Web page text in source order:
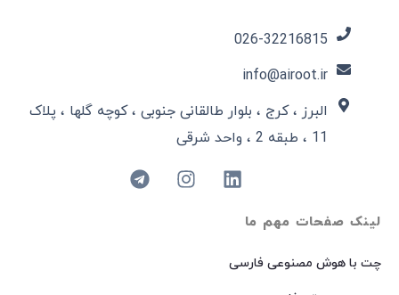
لینک صفحات مهم ما
چت با هوش مصنوعی فارسی
026-32216815​
info@airoot.ir
البرز ، کرج ، بلوار طالقانی جنوبی ، کوچه گلها ، پلاک
11 ، طبقه 2 ، واحد شرقی